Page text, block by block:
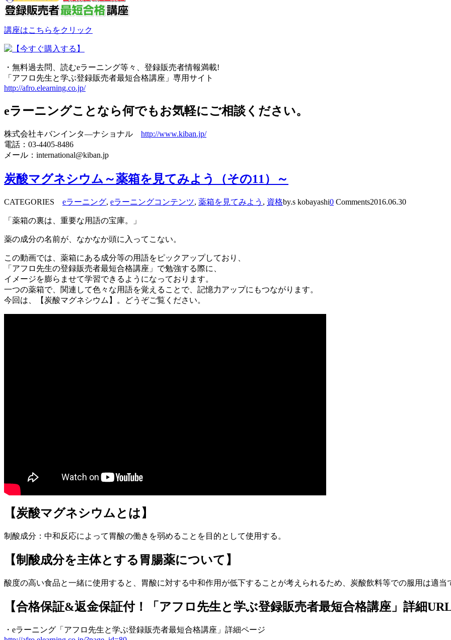
講座はこちらをクリック
・無料過去問、読むeラーニング等々、登録販売者情報満載!
「アフロ先生と学ぶ登録販売者最短合格講座」専用サイト
http://afro.elearning.co.jp/
eラーニングことなら何でもお気軽にご相談ください。
株式会社キバンインタ―ナショナル http://www.kiban.jp/
電話：03-4405-8486
メール：international@kiban.jp
炭酸マグネシウム～薬箱を見てみよう（その11）～
CATEGORIES eラーニング, eラーニングコンテンツ, 薬箱を見てみよう , 資格by.s kobayashi0 Comments2016.06.30
「薬箱の裏は、重要な用語の宝庫。」
薬の成分の名前が、なかなか頭に入ってこない。
この動画では、薬箱にある成分等の用語をピックアップしており、
「アフロ先生の登録販売者最短合格講座」で勉強する際に、
イメージを膨らませて学習できるようになっております。
一つの薬箱で、関連して色々な用語を覚えることで、記憶力アップにもつながります。
今回は、【炭酸マグネシウム】。どうぞご覧ください。
【炭酸マグネシウムとは】
制酸成分：中和反応によって胃酸の働きを弱めることを目的として使用する。
【制酸成分を主体とする胃腸薬について】
酸度の高い食品と一緒に使用すると、胃酸に対する中和作用が低下することが考えられるため、炭酸飲料等での服用は適当
【合格保証&返金保証付！「アフロ先生と学ぶ登録販売者最短合格講座」詳細URL
・eラーニング「アフロ先生と学ぶ登録販売者最短合格講座」詳細ページ